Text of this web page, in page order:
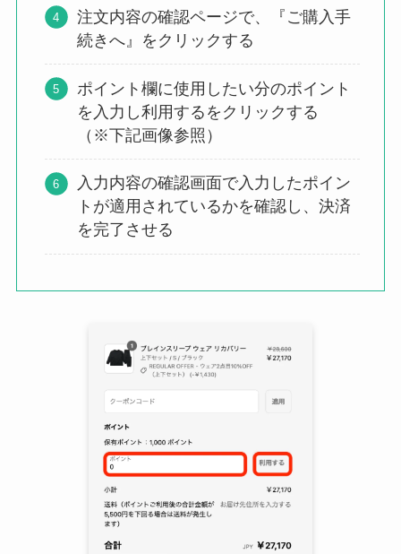
注文内容の確認ページで、『ご購入手
続きへ』をクリックする
ポイント欄に使用したい分のポイント
を入力し利用するをクリックする
（※下記画像参照）
入力内容の確認画面で入力したポイン
トが適用されているかを確認し、決済
を完了させる